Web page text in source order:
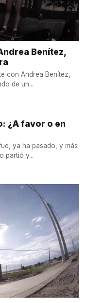
Benítez,
con Andrea Benítez,
de un...
¿A favor o en
ya ha pasado, y más
partió y...